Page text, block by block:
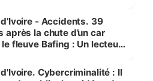
- Accidents. 39
après la chute d’un car
fleuve Bafing : Un lecteur
Cybercriminalité : Il